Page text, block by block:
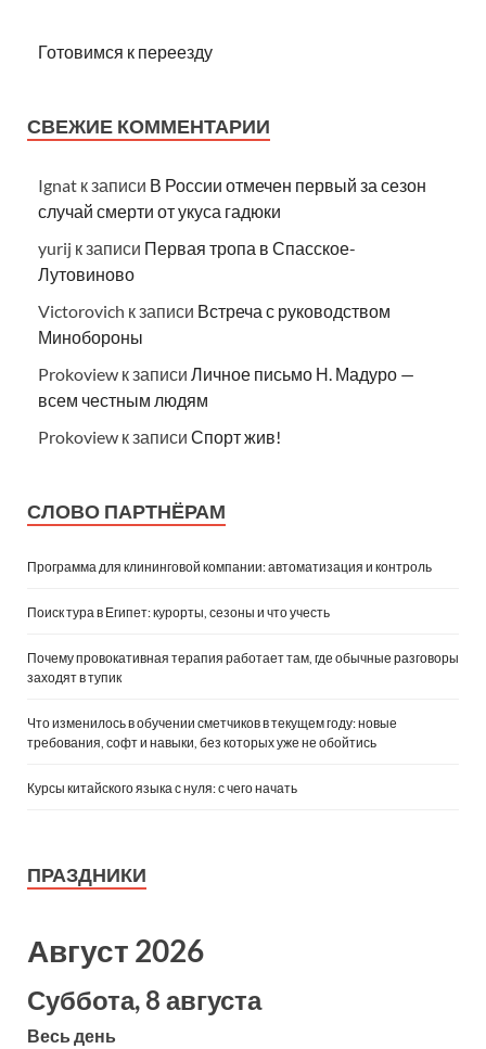
Готовимся к переезду
СВЕЖИЕ КОММЕНТАРИИ
Ignat к записи В России отмечен первый за сезон
случай смерти от укуса гадюки
yurij к записи Первая тропа в Спасское-
Лутовиново
Victorovich к записи Встреча с руководством
Минобороны
Prokoview к записи Личное письмо Н. Мадуро —
всем честным людям
Prokoview к записи Спорт жив!
СЛОВО ПАРТНЁРАМ
Программа для клининговой компании: автоматизация и контроль
Поиск тура в Египет: курорты, сезоны и что учесть
Почему провокативная терапия работает там, где обычные разговоры
заходят в тупик
Что изменилось в обучении сметчиков в текущем году: новые
требования, софт и навыки, без которых уже не обойтись
Курсы китайского языка с нуля: с чего начать
ПРАЗДНИКИ
Август 2026
Суббота, 8 августа
Весь день